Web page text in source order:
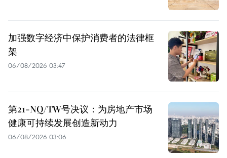
加强数字经济中保护消费者的法律框
架
06/08/2026 03:47
第21-NQ/TW号决议：为房地产市场
健康可持续发展创造新动力
06/08/2026 03:06